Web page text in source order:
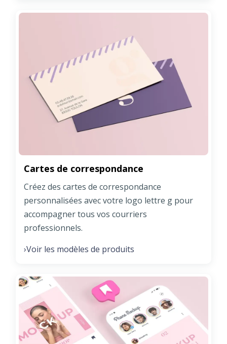
Cartes de correspondance
Créez des cartes de correspondance
personnalisées avec votre logo lettre g pour
accompagner tous vos courriers
professionnels.
›Voir les modèles de produits